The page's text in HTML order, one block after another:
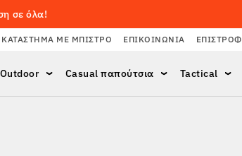
σε όλα!
ΚΑΤΆΣΤΗΜΑ ΜΕ ΜΠΙΣΤΡΌ ΕΠΙΚΟΙΝΩΝΊΑ
Outdoor Casual παπούτσια Tactical